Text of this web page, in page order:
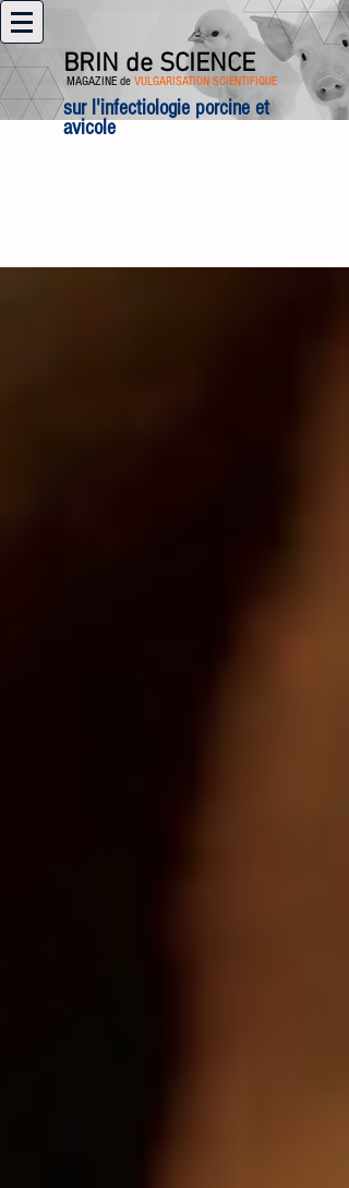
BRIN de SCIENCE
MAGAZINE de VULGARISATION SCIENTIFIQUE
sur l'infectiologie porcine et
avicole